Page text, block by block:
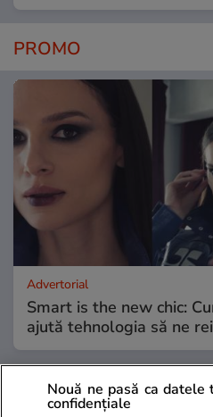
PROMO
Advertorial
Smart is the new chic:
ajută tehnologia să ne
PARTENERI
Nouă ne pasă ca
confidențiale